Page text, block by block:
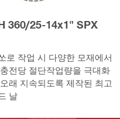
360/25-14x1" SPX
로 작업 시 다양한 모재에서
전당 절단작업량을 극대화
래 지속되도록 제작된 최고
날